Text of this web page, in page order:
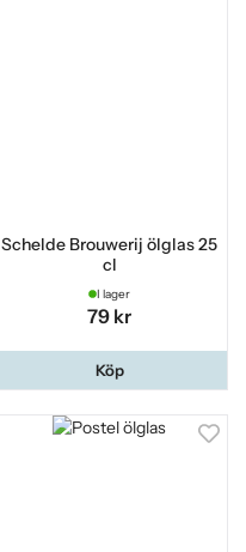
Schelde Brouwerij ölglas 25
cl
I lager
79 kr
Köp